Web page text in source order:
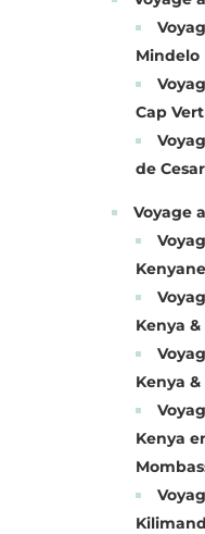
Mindelo
Cap Vert
de
Voyage
Kenya
Kenya
Kenya